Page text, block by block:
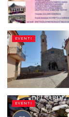
EVENTI
EVENTI